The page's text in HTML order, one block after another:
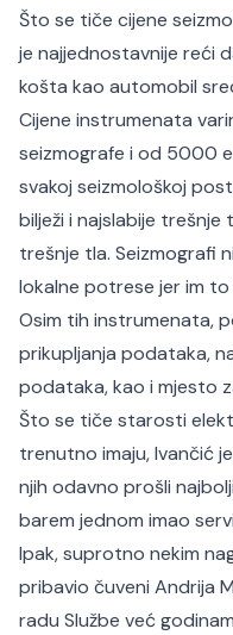
Što se tiče cijene
je najjednostavnije reći
košta kao automobil
Cijene instrumenata
seizmografe i od 5000
svakoj seizmološkoj
bilježi i najslabije trešnje
trešnje tla. Seizmografi
lokalne potrese jer im to
Osim tih instrumenata,
prikupljanja podataka,
podataka, kao i mjesto
Što se tiče starosti
trenutno imaju, Ivančić
njih odavno prošli
barem jednom imao
Ipak, suprotno nekim
pribavio čuveni Andrija
radu Službe već